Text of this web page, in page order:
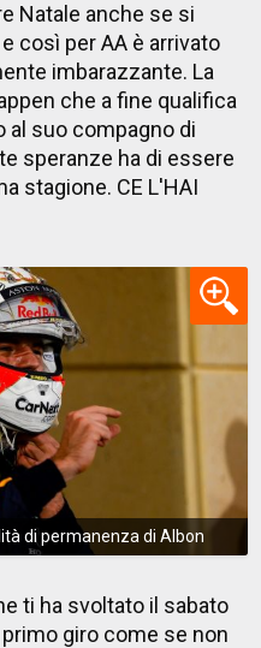
Natale anche se si
così per AA è arrivato
imbarazzante. La
che a fine qualifica
al suo compagno di
speranze ha di essere
stagione. CE L'HAI
di permanenza di Albon
ti ha svoltato il sabato
giro come se non